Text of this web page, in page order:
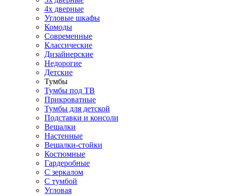
4х дверные
Угловые шкафы
Комоды
Современные
Классические
Дизайнерские
Недорогие
Детские
Тумбы
Тумбы под ТВ
Прикроватные
Тумбы для детской
Подставки и консоли
Вешалки
Настенные
Вешалки-стойки
Костюмные
Гардеробные
С зеркалом
С тумбой
Угловая